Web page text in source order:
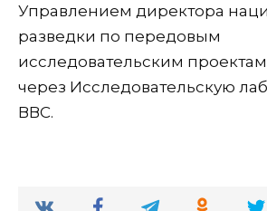
Управлением директора
разведки по передовым
исследовательским
через Исследовательскую
ВВС.